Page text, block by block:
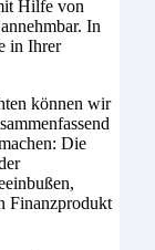
Hilfe von
In
in Ihrer
können wir
Die
Finanzprodukt